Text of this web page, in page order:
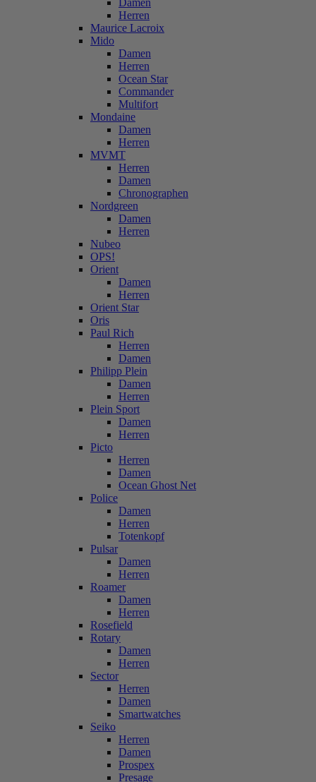
Damen
Herren
Maurice Lacroix
Mido
Damen
Herren
Ocean Star
Commander
Multifort
Mondaine
Damen
Herren
MVMT
Herren
Damen
Chronographen
Nordgreen
Damen
Herren
Nubeo
OPS!
Orient
Damen
Herren
Orient Star
Oris
Paul Rich
Herren
Damen
Philipp Plein
Damen
Herren
Plein Sport
Damen
Herren
Picto
Herren
Damen
Ocean Ghost Net
Police
Damen
Herren
Totenkopf
Pulsar
Damen
Herren
Roamer
Damen
Herren
Rosefield
Rotary
Damen
Herren
Sector
Herren
Damen
Smartwatches
Seiko
Herren
Damen
Prospex
Presage